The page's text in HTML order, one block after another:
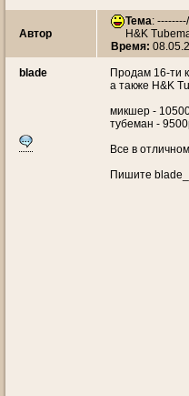
Автор
Тема:
H&K
Время:
blade
Продам 16-ти
а также H&K
микшер -
тубеман -
Все в
Пишите